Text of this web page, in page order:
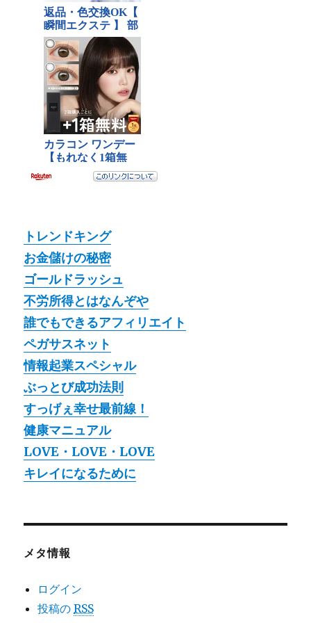
トレンドキング
お金儲けの秘密
ゴールドラッシュ
不労所得とはなんぞや
誰でもできるアフィリエイト
ペガサスネット
情報起業スペシャル
ぶっとび成功法則
すっげぇ幸せ最前線！
健康マニュアル
LOVE・LOVE・LOVE
キレイになるために
メタ情報
ログイン
投稿のRSS